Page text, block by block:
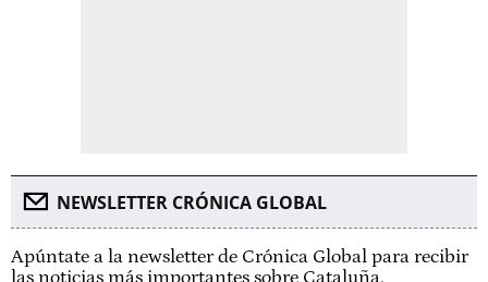
NEWSLETTER CRÓNICA GLOBAL
Apúntate a la newsletter de Crónica Global para recibir
las noticias más importantes sobre Cataluña.